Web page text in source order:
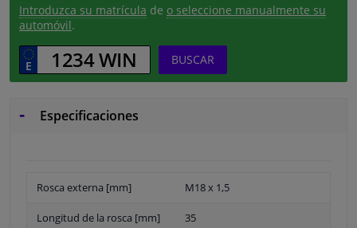
Introduzca su matrícula de o seleccione manualmente su
automóvil.
BUSCAR
Especificaciones
Rosca externa [mm] M18 x 1,5
Longitud de la rosca [mm] 35